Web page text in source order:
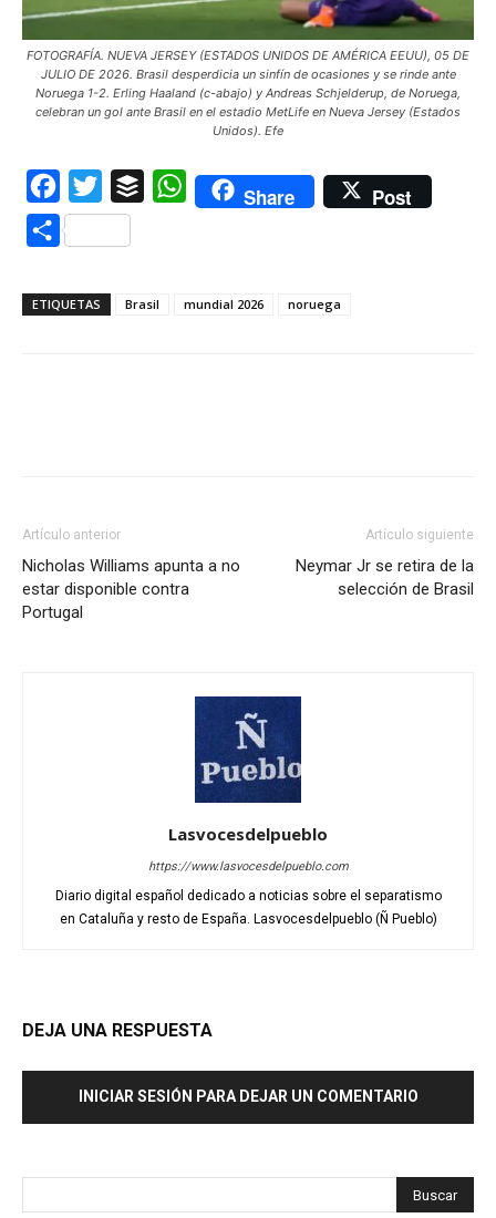
FOTOGRAFÍA. NUEVA JERSEY (ESTADOS UNIDOS DE AMÉRICA EEUU), 05 DE
JULIO DE 2026. Brasil desperdicia un sinfín de ocasiones y se rinde ante
Noruega 1-2. Erling Haaland (c-abajo) y Andreas Schjelderup, de Noruega,
celebran un gol ante Brasil en el estadio MetLife en Nueva Jersey (Estados
Unidos). Efe
Facebook
Twitter Buffer WhatsAppShare Post
Compartir
ETIQUETAS Brasil mundial 2026 noruega
Artículo anterior
Nicholas Williams apunta a no
estar disponible contra
Portugal
Artículo siguiente
Neymar Jr se retira de la
selección de Brasil
Lasvocesdelpueblo
https://www.lasvocesdelpueblo.com
Diario digital español dedicado a noticias sobre el separatismo
en Cataluña y resto de España. Lasvocesdelpueblo (Ñ Pueblo)
DEJA UNA RESPUESTA
INICIAR SESIÓN PARA DEJAR UN COMENTARIO